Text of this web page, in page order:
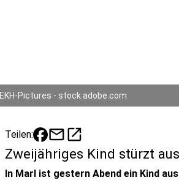
EKH-Pictures - stock.adobe.com
Teilen: mailopen_in_new
Zweijähriges Kind stürzt
In Marl ist gestern Abend ein Kind